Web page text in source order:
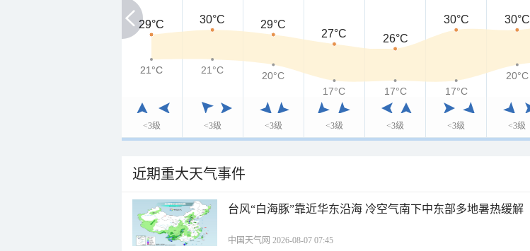
<3级 <3级 <3级 <3级 <3级 <3级 <3级
29°C
29°C 30°C 29°C
27°C 26°C
30°C 30°C
21°C
21°C 21°C
20°C
17°C
17°C 17°C
20°C
近期重大天气事件
台风“白海豚”靠近华东沿海 冷空气南下中东部多地暑热缓解
中国天气网 2026-08-07 07:45